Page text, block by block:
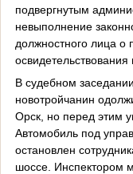
подвергнутым
невыполнение
должностного лица о
В судебном
новотройчанин
Орск, но перед этим
Автомобиль под
остановлен
шоссе. Инспектором